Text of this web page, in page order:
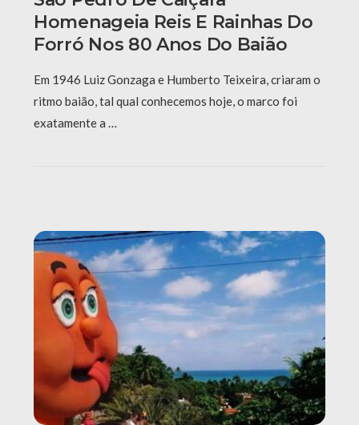
Homenageia Reis E Rainhas Do
Forró Nos 80 Anos Do Baião
Em 1946 Luiz Gonzaga e Humberto Teixeira, criaram o
ritmo baião, tal qual conhecemos hoje, o marco foi
exatamente a …